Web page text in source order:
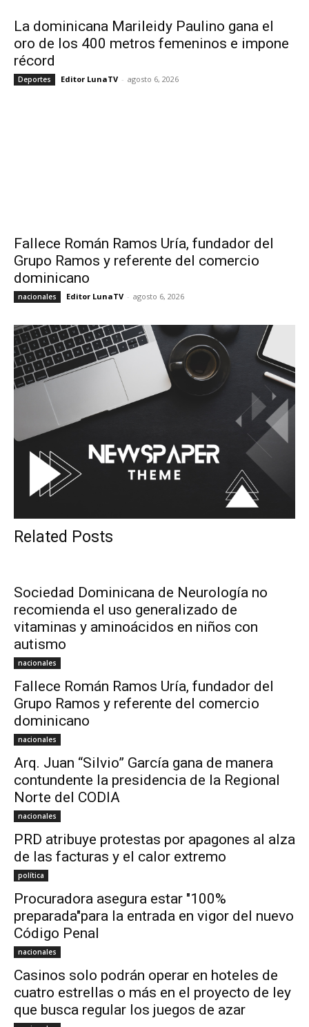
La dominicana Marileidy Paulino gana el
oro de los 400 metros femeninos e impone
récord
Deportes Editor LunaTV - agosto 6, 2026
Fallece Román Ramos Uría, fundador del
Grupo Ramos y referente del comercio
dominicano
nacionales Editor LunaTV - agosto 6, 2026
Related Posts
Sociedad Dominicana de Neurología no
recomienda el uso generalizado de
vitaminas y aminoácidos en niños con
autismo
nacionales
Fallece Román Ramos Uría, fundador del
Grupo Ramos y referente del comercio
dominicano
nacionales
Arq. Juan “Silvio” García gana de manera
contundente la presidencia de la Regional
Norte del CODIA
nacionales
PRD atribuye protestas por apagones al alza
de las facturas y el calor extremo
política
Procuradora asegura estar "100%
preparada"para la entrada en vigor del nuevo
Código Penal
nacionales
Casinos solo podrán operar en hoteles de
cuatro estrellas o más en el proyecto de ley
que busca regular los juegos de azar